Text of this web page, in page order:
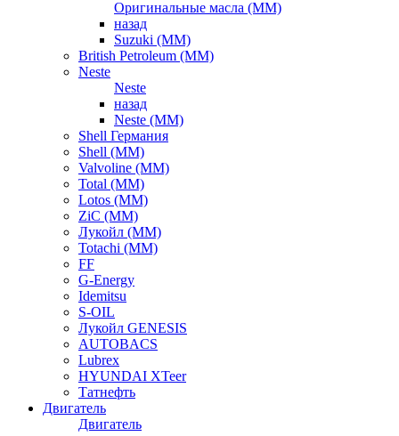
Оригинальные масла (ММ)
назад
Suzuki (ММ)
British Petroleum (ММ)
Neste
Neste
назад
Neste (ММ)
Shell Германия
Shell (ММ)
Valvoline (ММ)
Total (ММ)
Lotos (ММ)
ZiC (ММ)
Лукойл (ММ)
Totachi (MM)
FF
G-Energy
Idemitsu
S-OIL
Лукойл GENESIS
AUTOBACS
Lubrex
HYUNDAI XTeer
Татнефть
Двигатель
Двигатель